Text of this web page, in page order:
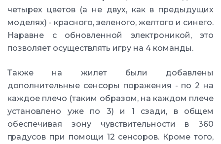
четырех цветов (а не двух, как в предыдущих
моделях) - красного, зеленого, желтого и синего.
Наравне с обновленной электроникой, это
позволяет осуществлять игру на 4 команды.
Также на жилет были добавлены
дополнительные сенсоры поражения - по 2 на
каждое плечо (таким образом, на каждом плече
установлено уже по 3) и 1 сзади, в общем
обеспечивая зону чувствительности в 360
градусов при помощи 12 сенсоров. Кроме того,